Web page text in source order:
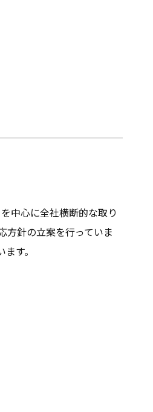
中心に全社横断的な取り
方針の立案を行っていま
す。